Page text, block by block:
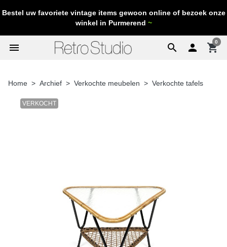
Bestel uw favoriete vintage items gewoon online of bezoek onze
winkel in Purmerend ~
search
menu  shopping_cart
0
Home Archief Verkochte meubelen Verkochte tafels
VERKOCHT